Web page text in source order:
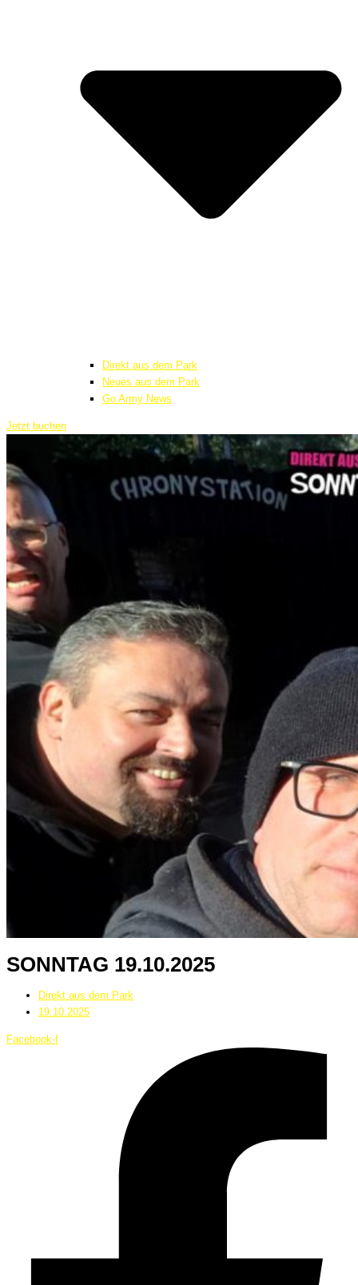
Direkt aus dem Park
Neues aus dem Park
Go Army News
Jetzt buchen
SONNTAG 19.10.2025
Direkt aus dem Park
19.10.2025
Facebook-f